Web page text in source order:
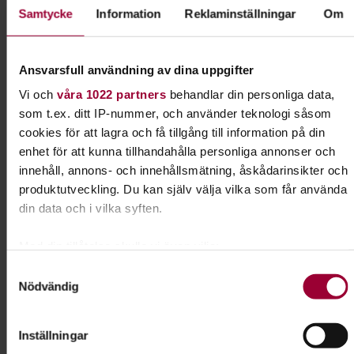
Samtycke Information Reklaminställningar Om
Ansvarsfull användning av dina uppgifter
Vi och våra 1022 partnersbehandlar din personliga data,
som t.ex. ditt IP-nummer, och använder teknologi såsom
cookies för att lagra och få tillgång till information på din
enhet för att kunna tillhandahålla personliga annonser och
innehåll, annons- och innehållsmätning, åskådarinsikter och
produktutveckling. Du kan själv välja vilka som får använda
din data och i vilka syften.
kan ha en noggrannhet på upp till flera meter
Ta reda på mer om hur dina personliga uppgifter behandlas
Nödvändig
Inställningar
Kontakt
Josefin Hamilton
Folkbildningsutvecklare Hund
Skicka e-post
Dela: Facebook LinkedIn E-mail
Lär din hund att bli ännu bättre på att dofta sig